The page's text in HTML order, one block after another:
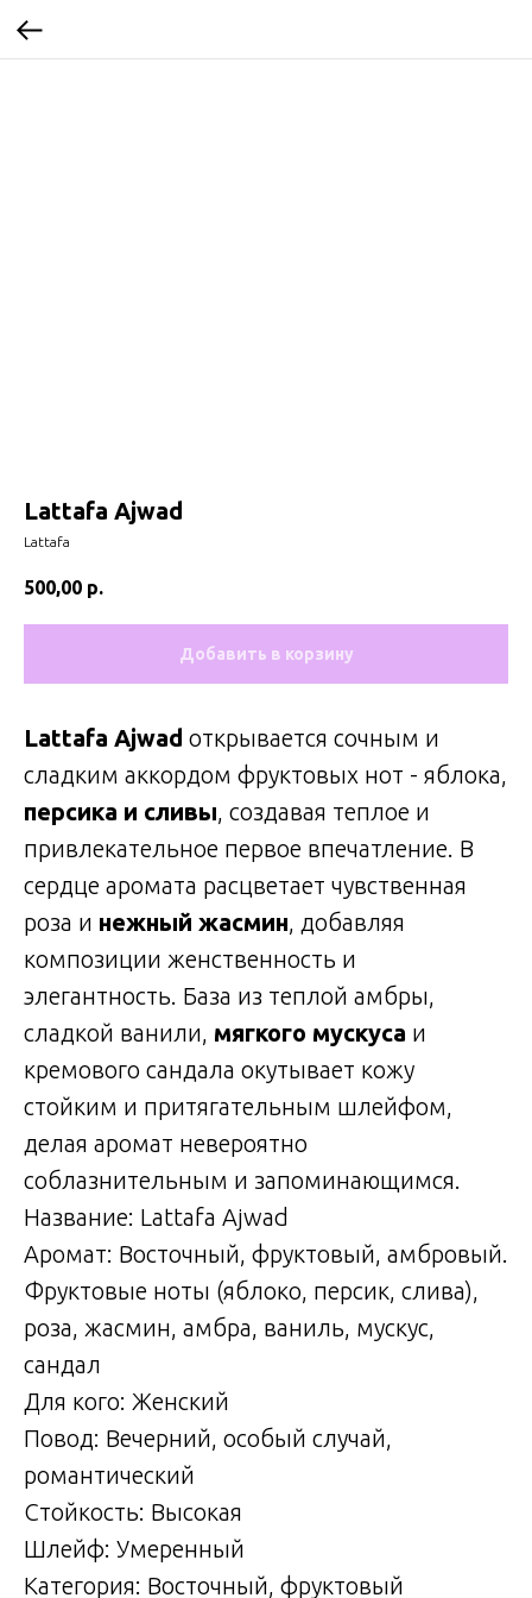
Lattafa Ajwad
Lattafa
500,00 р.
Добавить в корзину
Lattafa Ajwad открывается сочным и
сладким аккордом фруктовых нот - яблока,
персика и сливы, создавая теплое и
привлекательное первое впечатление. В
сердце аромата расцветает чувственная
роза и нежный жасмин, добавляя
композиции женственность и
элегантность. База из теплой амбры,
сладкой ванили, мягкого мускуса и
кремового сандала окутывает кожу
стойким и притягательным шлейфом,
делая аромат невероятно
соблазнительным и запоминающимся.
Название: Lattafa Ajwad
Аромат: Восточный, фруктовый, амбровый.
Фруктовые ноты (яблоко, персик, слива),
роза, жасмин, амбра, ваниль, мускус,
сандал
Для кого: Женский
Повод: Вечерний, особый случай,
романтический
Стойкость: Высокая
Шлейф: Умеренный
Категория: Восточный, фруктовый